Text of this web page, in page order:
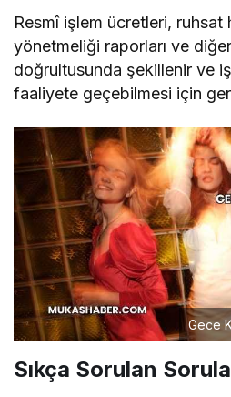
Resmî işlem ücretleri, ruhsat
yönetmeliği raporları ve
doğrultusunda şekillenir ve
faaliyete geçebilmesi için
Gece
Sıkça Sorulan